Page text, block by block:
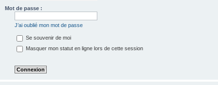
Mot de passe :
J’ai oublié mon mot de passe
Se souvenir de moi
Masquer mon statut en ligne lors de cette session